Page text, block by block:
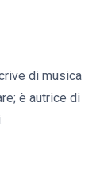
di musica
è autrice di